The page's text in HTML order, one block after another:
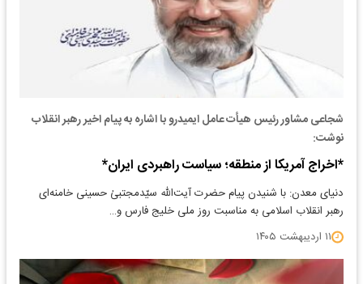
شجاعی مشاور رئیس هیأت عامل ایمیدرو با اشاره به پیام اخیر رهبر انقلاب
نوشت:
*اخراج آمریکا از منطقه؛ سیاست راهبردی ایران*
دنیای معدن: با شنیدن پیام حضرت آیت‌الله سیّدمجتبیٰ حسینی خامنه‌ای
رهبر انقلاب اسلامی به مناسبت روز ملی خلیج فارس و…
۱۱ اردیبهشت ۱۴۰۵